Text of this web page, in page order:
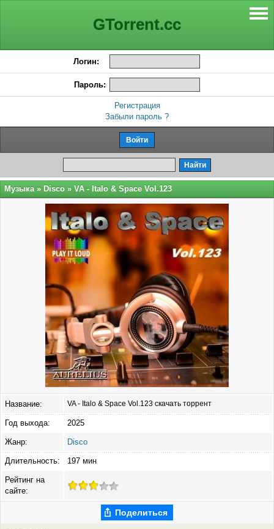
GTorrent.cc
Логин:
Пароль:
Регистрация
Забыли пароль ?
Музыка » Disco » VA - Italo & Space Vol.123
Название: VA - Italo & Space Vol.123 скачать торрент
Год выхода: 2025
Жанр: Disco
Длительность: 197 мин
Рейтинг на
сайте:
Поделиться